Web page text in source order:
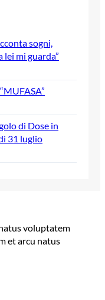
sogni,
lei mi guarda”
di Dose in
31 luglio
voluptatem
et arcu natus